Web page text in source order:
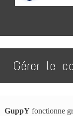
Gérer le
GuppY fonctionne